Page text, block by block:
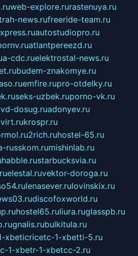
web-explore.rurastenuya.ru
news.rufreeride-team.ru
autostudiopro.ru
atlantpereezd.ru
a-cdc.ruelektrostal-news.ru
budem-znakomye.ru
emfire.rupro-otdelky.ru
seks-uzbek.ruporno-vk.ru
vd-dosug.ruadonyev.ru
krospr.ru
2rich.ruhostel-65.ru
russkom.rumishinlab.ru
habble.rustarbucksvia.ru
elestal.ruvektor-doroga.ru
lenasever.rulovinskix.ru
discofoxworld.ru
hostel65.ruliura.ruglasspb.ru
gnalis.rubulkitula.ru
xbeticricetc-1-xbetti-5.ru
1-xbetr-1-xbetcc-2.ru